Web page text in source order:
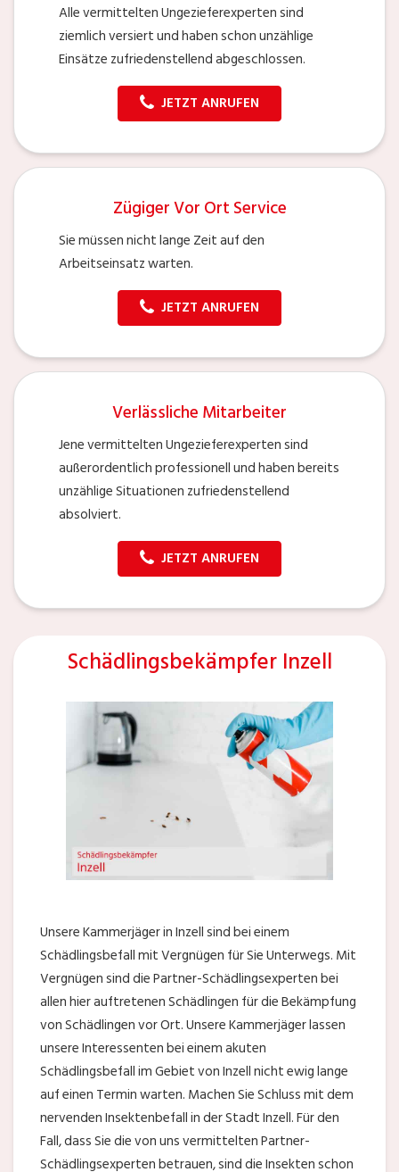
Alle vermittelten Ungezieferexperten sind
ziemlich versiert und haben schon unzählige
Einsätze zufriedenstellend abgeschlossen.
JETZT ANRUFEN
Zügiger Vor Ort Service
Sie müssen nicht lange Zeit auf den
Arbeitseinsatz warten.
JETZT ANRUFEN
Verlässliche Mitarbeiter
Jene vermittelten Ungezieferexperten sind
außerordentlich professionell und haben bereits
unzählige Situationen zufriedenstellend
absolviert.
JETZT ANRUFEN
Schädlingsbekämpfer Inzell
Unsere Kammerjäger in Inzell sind bei einem
Schädlingsbefall mit Vergnügen für Sie Unterwegs. Mit
Vergnügen sind die Partner-Schädlingsexperten bei
allen hier auftretenen Schädlingen für die Bekämpfung
von Schädlingen vor Ort. Unsere Kammerjäger lassen
unsere Interessenten bei einem akuten
Schädlingsbefall im Gebiet von Inzell nicht ewig lange
auf einen Termin warten. Machen Sie Schluss mit dem
nervenden Insektenbefall in der Stadt Inzell. Für den
Fall, dass Sie die von uns vermittelten Partner-
Schädlingsexperten betrauen, sind die Insekten schon